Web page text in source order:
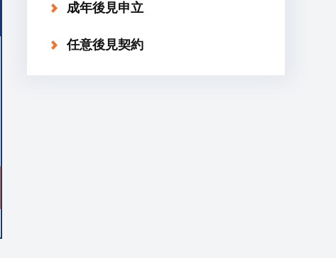
成年後見申立
任意後見契約